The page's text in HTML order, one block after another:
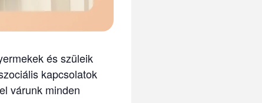
és szüleik
kapcsolatok
várunk minden